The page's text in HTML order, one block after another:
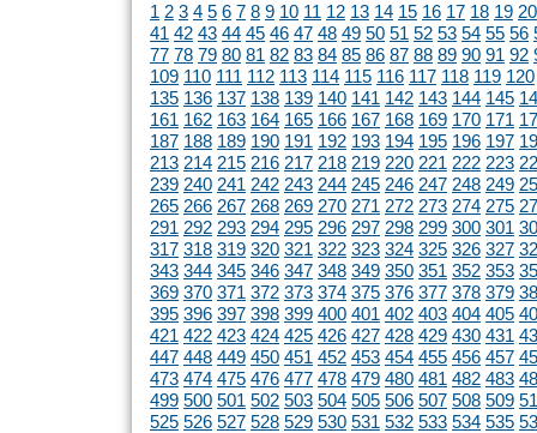
1 2 3 4 5 6 7 8 9 10 11 12 13 14 15 16 17 18 19 20
41 42 43 44 45 46 47 48 49 50 51 52 53 54 55 56
77 78 79 80 81 82 83 84 85 86 87 88 89 90 91 92
109 110 111 112 113 114 115 116 117 118 119 120
135 136 137 138 139 140 141 142 143 144 145
161 162 163 164 165 166 167 168 169 170 171
187 188 189 190 191 192 193 194 195 196 197
213 214 215 216 217 218 219 220 221 222 223
239 240 241 242 243 244 245 246 247 248 249
265 266 267 268 269 270 271 272 273 274 275
291 292 293 294 295 296 297 298 299 300 301
317 318 319 320 321 322 323 324 325 326 327
343 344 345 346 347 348 349 350 351 352 353
369 370 371 372 373 374 375 376 377 378 379
395 396 397 398 399 400 401 402 403 404 405
421 422 423 424 425 426 427 428 429 430 431
447 448 449 450 451 452 453 454 455 456 457
473 474 475 476 477 478 479 480 481 482 483
499 500 501 502 503 504 505 506 507 508 509
525 526 527 528 529 530 531 532 533 534 535